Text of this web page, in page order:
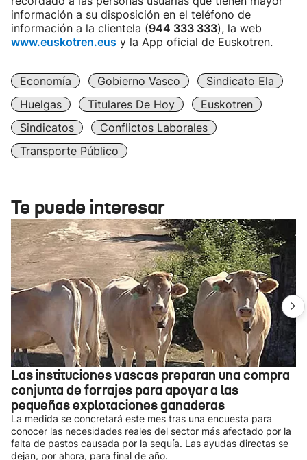
información a su disposición en el teléfono de
información a la clientela (944 333 333), la web
www.euskotren.eus y la App oficial de Euskotren.
Economía Gobierno Vasco
Sindicato Ela
Huelgas
Titulares De Hoy
Euskotren
Sindicatos
Conflictos Laborales
Transporte Público
Te puede interesar
Las instituciones vascas preparan una compra
conjunta de forrajes para apoyar a las
pequeñas explotaciones ganaderas
La medida se concretará este mes tras una encuesta para
conocer las necesidades reales del sector más afectado por la
falta de pastos causada por la sequía. Las ayudas directas se
dejan, por ahora, para final de año.